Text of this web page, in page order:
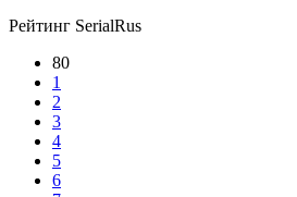
Рейтинг SerialRus
80
1
2
3
4
5
6